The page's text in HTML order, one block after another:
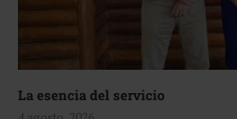
La esencia del servicio